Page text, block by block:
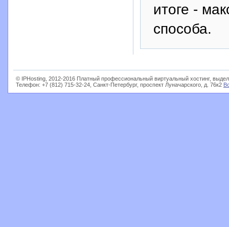
итоге -
способа.
© IPHosting, 2012-2016 Платный профессиональный виртуальный хостинг,
Телефон: +7 (812) 715-32-24, Санкт-Петербург, проспект Луначарского, д. 76к2